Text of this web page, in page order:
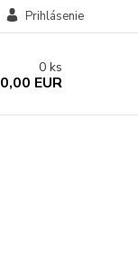
Prihlásenie
0 ks
0,00 EUR